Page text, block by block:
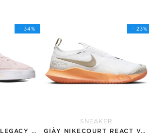
- 34%
GIÀY NIKE COURT LEGACY SNEAKERS PINK/WHITE
- 23%
SNEAKER
GIÀY NIKECOURT REACT VAPOR NXT